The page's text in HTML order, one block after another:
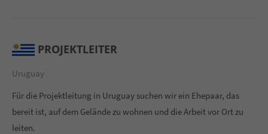
PROJEKTLEITER
Uruguay
Für die Projektleitung in Uruguay suchen wir ein Ehepaar, das
bereit ist, auf dem Gelände zu wohnen und die Arbeit vor Ort zu
leiten.